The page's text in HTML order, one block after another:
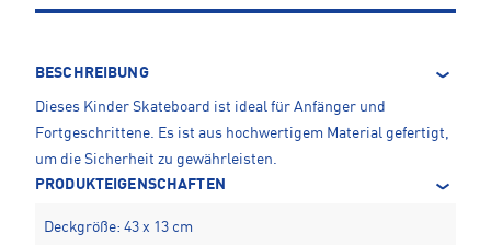
BESCHREIBUNG
Dieses Kinder Skateboard ist ideal für Anfänger und
Fortgeschrittene. Es ist aus hochwertigem Material gefertigt,
um die Sicherheit zu gewährleisten.
PRODUKTEIGENSCHAFTEN
Deckgröße: 43 x 13 cm